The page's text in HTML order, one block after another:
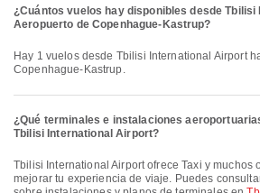
¿Cuántos vuelos hay disponibles desde
Aeropuerto de Copenhague-Kastrup?
Hay 1 vuelos desde Tbilisi International Airport hasta Aeropuerto de
Copenhague-Kastrup.
¿Qué terminales e instalaciones
Tbilisi International Airport?
Tbilisi International Airport ofrece Taxi y muchos otros servicios para
mejorar tu experiencia de viaje. Puedes